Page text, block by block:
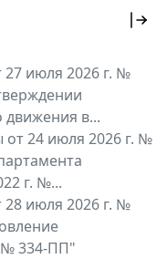
июля 2026 г. №
в...
24 июля 2026 г. №
г. №...
июля 2026 г. №
№ 334-ПП"